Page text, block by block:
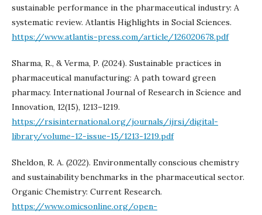
sustainable performance in the pharmaceutical industry: A
systematic review. Atlantis Highlights in Social Sciences.
https://www.atlantis-press.com/article/126020678.pdf
Sharma, R., & Verma, P. (2024). Sustainable practices in
pharmaceutical manufacturing: A path toward green
pharmacy. International Journal of Research in Science and
Innovation, 12(15), 1213–1219.
https://rsisinternational.org/journals/ijrsi/digital-
library/volume-12-issue-15/1213-1219.pdf
Sheldon, R. A. (2022). Environmentally conscious chemistry
and sustainability benchmarks in the pharmaceutical sector.
Organic Chemistry: Current Research.
https://www.omicsonline.org/open-